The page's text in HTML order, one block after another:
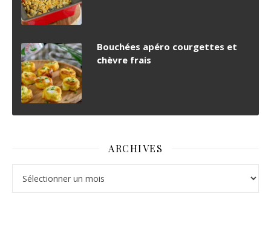
Bouchées apéro courgettes et
chèvre frais
ARCHIVES